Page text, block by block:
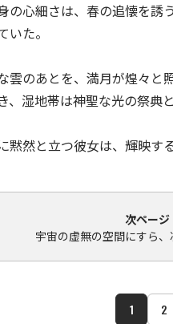
の心細さは、春の追懐を誘
た。
雲のあとを、満月が煌々と
、湿地帯は神聖な光の祭典
黙然と立つ彼女は、輝映す
次ページ
宇宙の虚無の空間にすら
1 2